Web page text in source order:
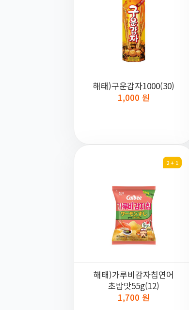
해태)구운감자1000(30)
1,000 원
2 + 1
해태)가루비감자칩연어
초밥맛55g(12)
1,700 원